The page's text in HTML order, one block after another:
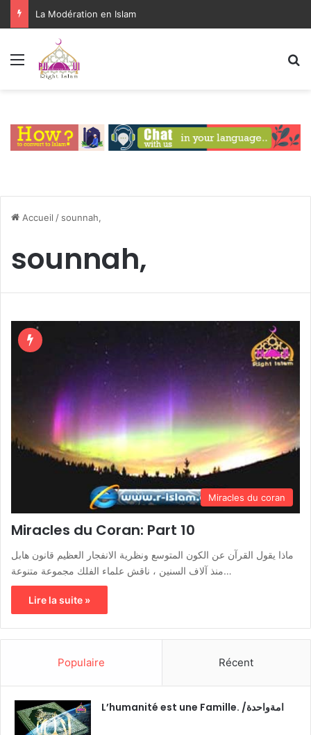
La Modération en Islam
Menu
Accueil / sounnah,
sounnah,
Miracles du coran
Miracles du Coran: Part 10
ماذا يقول القرآن عن الكون المتوسع ونظرية الانفجار العظيم قانون هابل
منذ آلاف السنين ، ناقش علماء الفلك مجموعة متنوعة…
Lire la suite »
Populaire Récent
L’humanité est une Famille. /امةواحدة